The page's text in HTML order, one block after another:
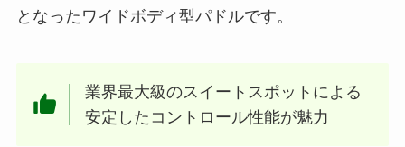
となったワイドボディ型パドルです。
業界最大級のスイートスポットによる
安定したコントロール性能が魅力